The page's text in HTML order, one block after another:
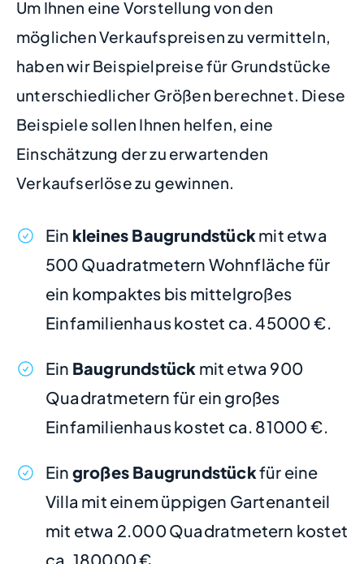
Um Ihnen eine Vorstellung von den
möglichen Verkaufspreisen zu vermitteln,
haben wir Beispielpreise für Grundstücke
unterschiedlicher Größen berechnet. Diese
Beispiele sollen Ihnen helfen, eine
Einschätzung der zu erwartenden
Verkaufserlöse zu gewinnen.
Ein kleines Baugrundstückmit etwa
500 Quadratmetern Wohnfläche für
ein kompaktes bis mittelgroßes
Einfamilienhaus kostet ca. 45000 €.
Ein Baugrundstück mit etwa 900
Quadratmetern für ein großes
Einfamilienhaus kostet ca. 81000 €.
Ein großes Baugrundstückfür eine
Villa mit einem üppigen Gartenanteil
mit etwa 2.000 Quadratmetern kostet
ca. 180000 €.